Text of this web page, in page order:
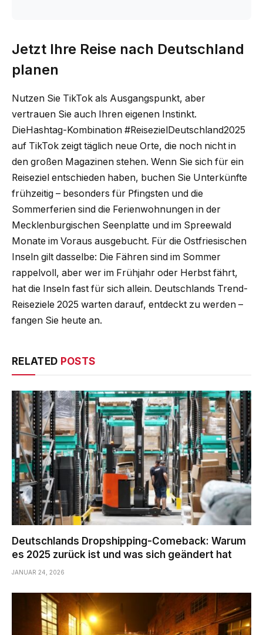
Jetzt Ihre Reise nach Deutschland
planen
Nutzen Sie TikTok als Ausgangspunkt, aber
vertrauen Sie auch Ihren eigenen Instinkt.
DieHashtag-Kombination #ReisezielDeutschland2025
auf TikTok zeigt täglich neue Orte, die noch nicht in
den großen Magazinen stehen. Wenn Sie sich für ein
Reiseziel entschieden haben, buchen Sie Unterkünfte
frühzeitig – besonders für Pfingsten und die
Sommerferien sind die Ferienwohnungen in der
Mecklenburgischen Seenplatte und im Spreewald
Monate im Voraus ausgebucht. Für die Ostfriesischen
Inseln gilt dasselbe: Die Fähren sind im Sommer
rappelvoll, aber wer im Frühjahr oder Herbst fährt,
hat die Inseln fast für sich allein. Deutschlands Trend-
Reiseziele 2025 warten darauf, entdeckt zu werden –
fangen Sie heute an.
RELATED POSTS
Deutschlands Dropshipping-Comeback: Warum
es 2025 zurück ist und was sich geändert hat
JANUAR 24, 2026